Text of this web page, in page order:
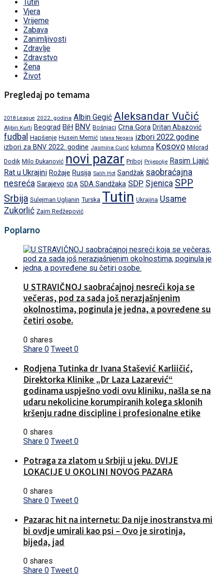
Tutin
Vjera
Vrijeme
Zabava
Zanimljivosti
Zdravlje
Zdravstvo
Žena
Život
Pregledaj po temama
2018 League 2022. godina Albin Gegić Aleksandar Vučić
Aljbin Kurti Beograd BiH BNV Bošnjaci Crna Gora Dritan Abazović
fudbal Hapšenje Husein Memić Istana Negara izbori 2022.godine
izbori za BNV 2022. godine Jasmina Curić kolumna Kosovo Milorad
Dodik Milo Đukanović novi pazar Priboj Prijepolje Rasim Ljajić
Rat u Ukrajini Rožaje Rusija Salih Hot Sandžak saobraćajna
nesreća Sarajevo SDA SDA Sandžaka SDP Sjenica SPP
Srbija Sulejman Ugljanin Turska Tutin Ukrajina Usame
Zukorlić Zaim Redžepović
Poplarno
U STRAVIČNOJ saobraćajnoj nesreći koja se
večeras, pod za sada još nerazjašnjenim
okolnostima, poginula je jedna, a povređene su
četiri osobe.
0 shares
Share 0 Tweet 0
Rodjena Tutinka dr Ivana Stašević Karliičić,
Direktorka Klinike „Dr Laza Lazarević“
godinama uspješno vodi ovu kliniku, našla se na
udaru nekolicine korumpiranih kolega sklonih
kršenju radne discipline i profesionalne etike
0 shares
Share 0 Tweet 0
Potraga za zlatom u Srbiji u jeku. DVIJE
LOKACIJE U OKOLINI NOVOG PAZARA
0 shares
Share 0 Tweet 0
Pazarac hit na internetu: Da nije inostranstva mi
bi ovdje umirali kao psi – Ovo je sirotinja,
bijeda, jad
0 shares
Share 0 Tweet 0